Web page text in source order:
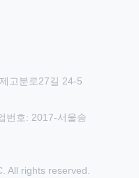
고분로27길 24-5
번호: 2017-서울송
All rights reserved.